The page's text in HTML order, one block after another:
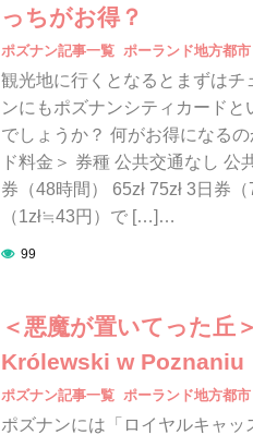
っちがお得？
ポズナン記事一覧 ポーランド地方都市
観光地に行くとなるとまずは
ンにもポズナンシティカード
でしょうか？ 何がお得になる
ド料金＞ 券種 公共交通なし 公
券（48時間） 65zł 75zł 3日券
（1zł≒43円）で […]…
99
＜悪魔が置いてった丘
Królewski w Poznaniu
ポズナン記事一覧 ポーランド地方都市
ポズナンには「ロイヤルキャ